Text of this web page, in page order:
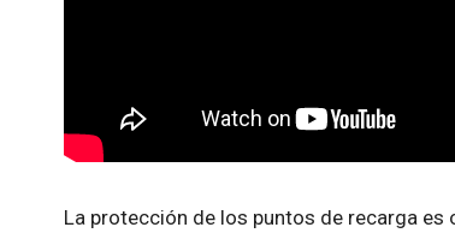
La protección de los puntos de recarga es